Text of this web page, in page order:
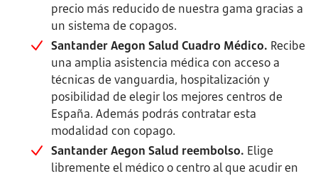
precio más reducido de nuestra gama gracias a
un sistema de copagos.
Santander Aegon Salud Cuadro Médico. Recibe
una amplia asistencia médica con acceso a
técnicas de vanguardia, hospitalización y
posibilidad de elegir los mejores centros de
España. Además podrás contratar esta
modalidad con copago.
Santander Aegon Salud reembolso. Elige
libremente el médico o centro al que acudir en